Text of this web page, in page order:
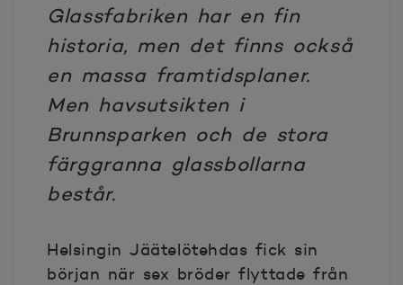
Glassfabriken har en fin
historia, men det finns också
en massa framtidsplaner.
Men havsutsikten i
Brunnsparken och de stora
färggranna glassbollarna
består.
Helsingin Jäätelötehdas fick sin
början när sex bröder flyttade från